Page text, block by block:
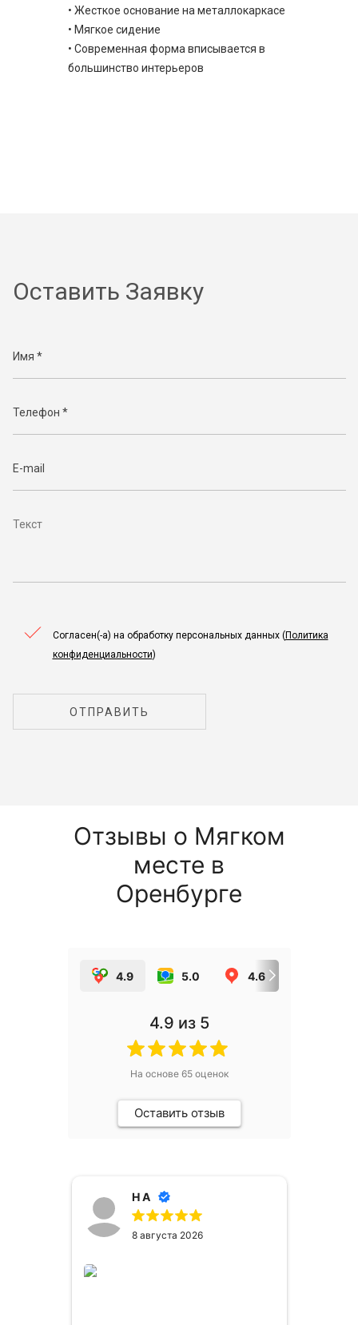
• Жесткое основание на металлокаркасе
• Мягкое сидение
• Современная форма вписывается в
большинство интерьеров
Оставить Заявку
Согласен(-а) на обработку персональных данных (Политика
конфиденциальности)
ОТПРАВИТЬ
Отзывы о Мягком
месте в
Оренбурге
4.9 5.0 4.6
4.9 из 5
На основе 65оценок
Оставить отзыв
Н А
8 августа 2026